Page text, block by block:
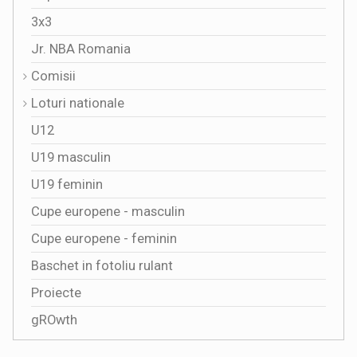
3x3
Jr. NBA Romania
Comisii
Loturi nationale
U12
U19 masculin
U19 feminin
Cupe europene - masculin
Cupe europene - feminin
Baschet in fotoliu rulant
Proiecte
gROwth